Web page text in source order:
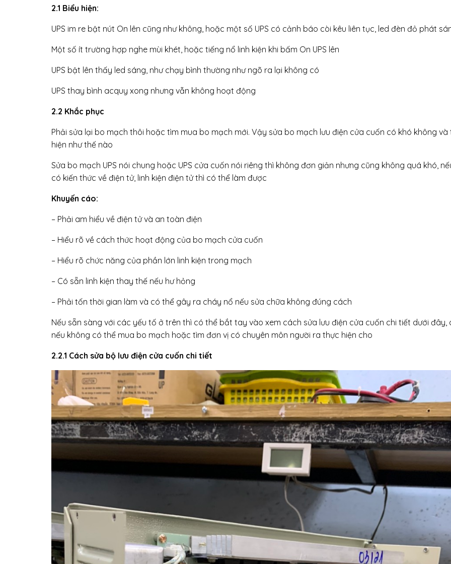
2.1 Biểu hiện:
UPS im re bật nút On lên cũng như không, hoặc một số UPS có cảnh báo còi kêu liên tục, led đèn đỏ phát
Một số ít trường hợp nghe mùi khét, hoặc tiếng nổ linh kiện khi bấm On UPS lên
UPS bật lên thấy led sáng, như chạy bình thường như ngõ ra lại không có
UPS thay bình acquy xong nhưng vẫn không hoạt động
2.2 Khắc phục
Phải sửa lại bo mạch thôi hoặc tìm mua bo mạch mới. Vậy sửa bo mạch lưu điện cửa cuốn có khó không và
hiện như thế nào
Sửa bo mạch UPS nói chung hoặc UPS cửa cuốn nói riêng thì không đơn giản nhưng cũng không quá khó,
có kiến thức về điện tử, linh kiện điện tử thì có thể làm được
Khuyến cáo:
– Phải am hiểu về điện tử và an toàn điện
– Hiểu rõ về cách thức hoạt động của bo mạch cửa cuốn
– Hiểu rõ chức năng của phần lớn linh kiện trong mạch
– Có sẵn linh kiện thay thế nếu hư hỏng
– Phải tốn thời gian làm và có thể gây ra cháy nổ nếu sửa chữa không đúng cách
Nếu sẵn sàng với các yếu tố ở trên thì có thể bắt tay vào xem cách sửa lưu điện cửa cuốn chi tiết dưới đây,
nếu không có thể mua bo mạch hoặc tìm đơn vị có chuyên môn người ra thực hiện cho
2.2.1 Cách sửa bộ lưu điện cửa cuốn chi tiết